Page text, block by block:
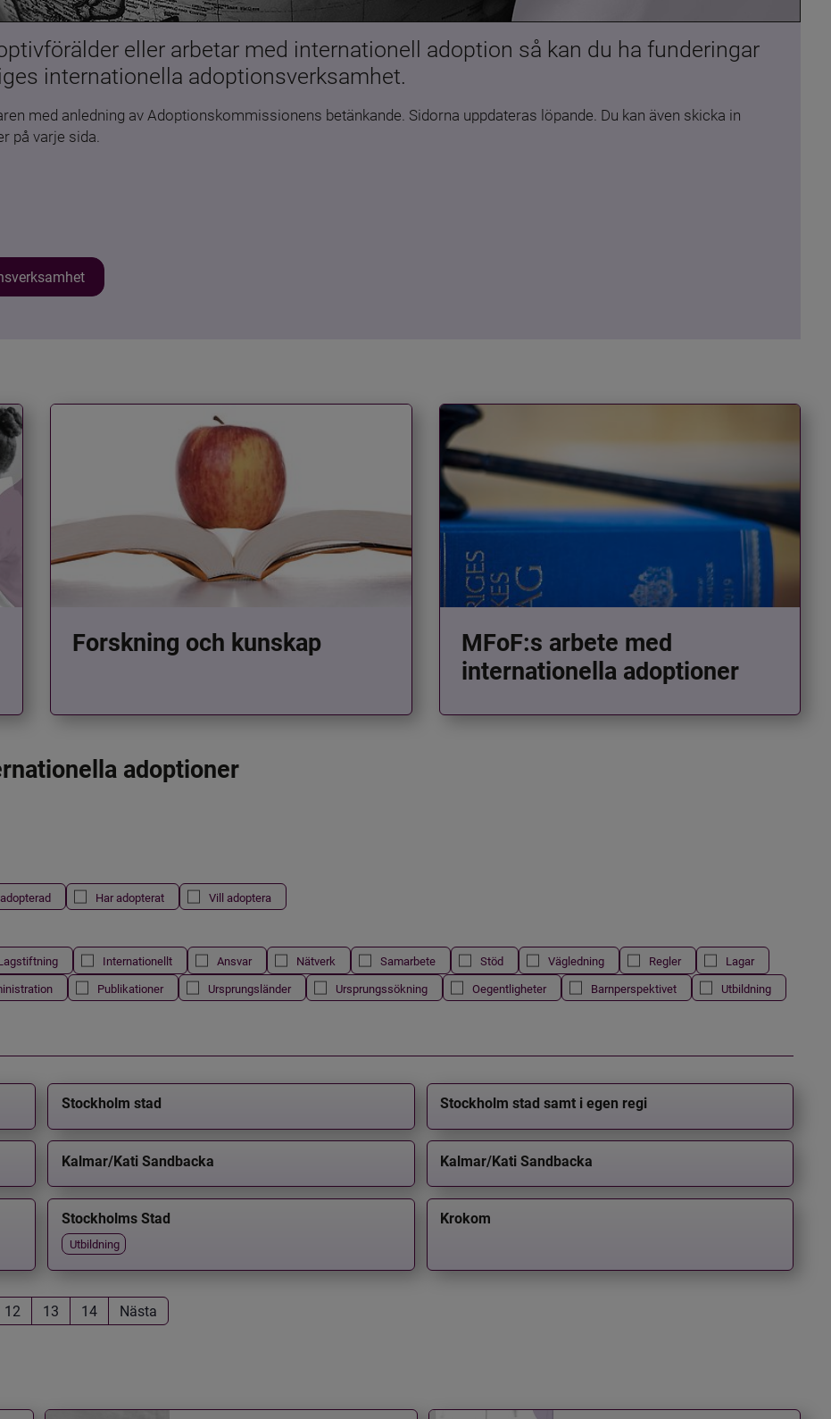
eller arbetar med internationell adoption så kan du ha funderingar
internationella adoptionsverksamhet.
med anledning av Adoptionskommissionens betänkande. Sidorna uppdateras löpande. Du kan även skicka in
på varje sida.
Forskning och kunskap
MFoF:s arbete med
internationella adoptioner
adoptioner
Har adopterat Vill adoptera
Internationellt Ansvar Nätverk Samarbete Stöd Vägledning Regler
Lagar
Publikationer Ursprungsländer Ursprungssökning Oegentligheter Barnperspektivet
Utbildning
Stockholm stad Stockholm stad samt i egen regi
Kalmar/Kati Sandbacka Kalmar/Kati Sandbacka
Stockholms Stad
Utbildning
Krokom
12 13 14 Nästa